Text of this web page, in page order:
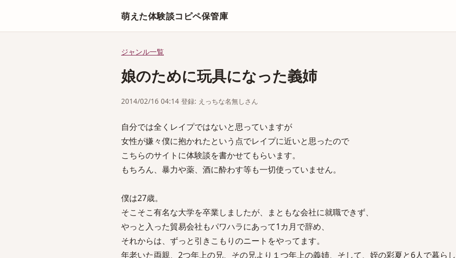
萌えた体験談コピペ保管庫
ジャンル一覧
娘のために玩具になった義姉
2014/02/16 04:14 登録: えっちな名無しさん
自分では全くレイプではないと思っていますが
女性が嫌々僕に抱かれたという点でレイプに近いと思ったので
こちらのサイトに体験談を書かせてもらいます。
もちろん、暴力や薬、酒に酔わす等も一切使っていません。
僕は27歳。
そこそこ有名な大学を卒業しましたが、まともな会社に就職できず、
やっと入った貿易会社もパワハラにあって1カ月で辞め、
それからは、ずっと引きこもりのニートをやってます。
年老いた両親、2つ年上の兄、その兄より１つ年上の義姉、そして、姪の彩夏と6人で暮らし